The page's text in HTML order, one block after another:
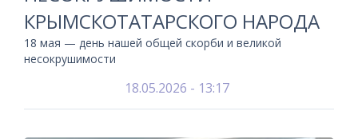
КРЫМСКОТАТАРСКОГО НАРОДА
18 мая — день нашей общей скорби и великой
несокрушимости
18.05.2026 - 13:17